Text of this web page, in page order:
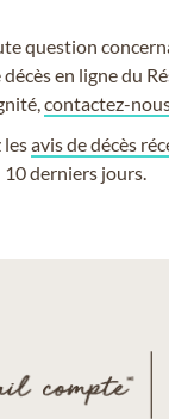
question
décès en ligne du
contactez-
lesavis de décès
10 derniers jours.